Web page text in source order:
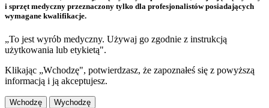
i sprzęt medyczny przeznaczony tylko dla profesjonalistów posiadających
wymagane kwalifikacje.
„To jest wyrób medyczny. Używaj go zgodnie z instrukcją
użytkowania lub etykietą".
Klikając „Wchodzę", potwierdzasz, że zapoznałeś się z powyższą
informacją i ją akceptujesz.
Wchodzę Wychodzę